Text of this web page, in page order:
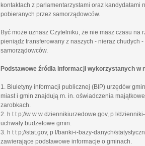
kontaktach z parlamentarzystami oraz
pobieranych przez samorządowców.
Być może uznasz Czytelniku, że nie masz czasu
pieniądz transferowany z naszych - nieraz chudych
samorządowców.
Podstawowe źródła informacji wykorzystanych w
1. Biuletyny informacji publicznej (BIP) urzędów
miast i gmin znajdują m. in. oświadczenia
zarobkach.
2. h t t p;//w w w dziennikiurzedowe.gov, p l/
uchwały budżetowe gmin.
3. h t t p;//stat.gov, p l/banki-i-bazy-danych/
zawierające podstawowe informacje o gminach.